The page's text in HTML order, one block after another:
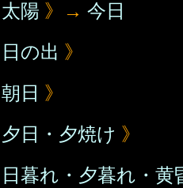
太陽 》→ 今日
日の出 》
朝日 》
夕日・夕焼け 》
日暮れ・夕暮れ・黄